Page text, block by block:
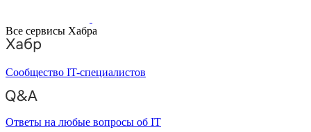
Все сервисы Хабра
Сообщество IT-специалистов
Ответы на любые вопросы об IT